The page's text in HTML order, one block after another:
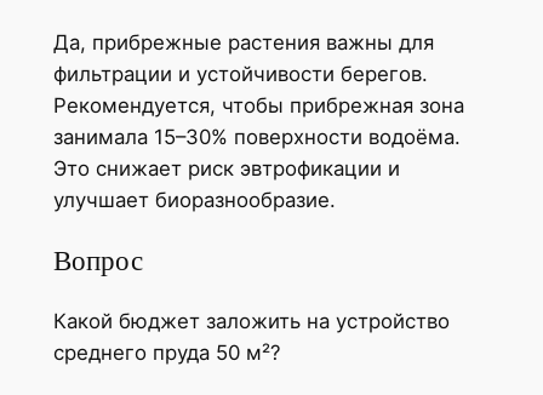
Да, прибрежные растения важны для
фильтрации и устойчивости берегов.
Рекомендуется, чтобы прибрежная зона
занимала 15–30% поверхности водоёма.
Это снижает риск эвтрофикации и
улучшает биоразнообразие.
Вопрос
Какой бюджет заложить на устройство
среднего пруда 50 м²?